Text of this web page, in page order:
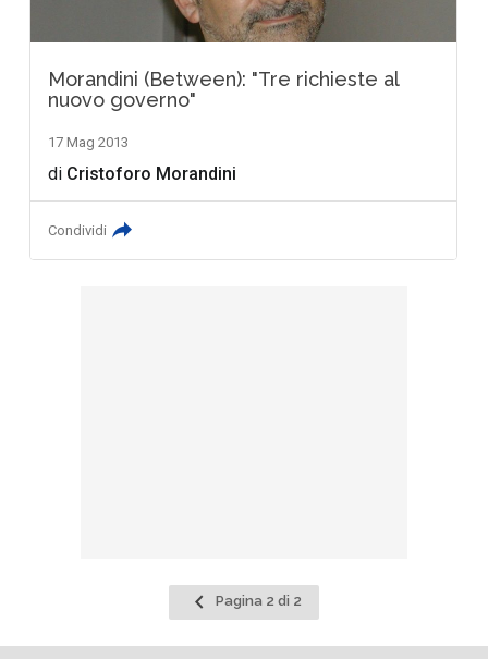
Morandini (Between): "Tre richieste al
nuovo governo"
17 Mag 2013
di Cristoforo Morandini
Condividi
Pagina
precedente
Pagina 2 di 2